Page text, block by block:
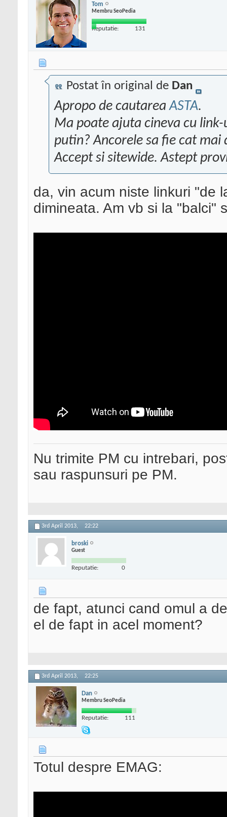
Tom
Membru SeoPedia
Reputatie: 131
Postat în original de Dan
Apropo de cautareaASTA.
Ma poate ajuta cineva cu
putin? Ancorele sa fie cat
Accept si sitewide. Astept
da, vin acum niste linkuri "de
dimineata. Am vb si la "balci"
Nu trimite PM cu intrebari,
sau raspunsuri pe PM.
3rd April 2013, 22:22
broski
Guest
Reputatie: 0
de fapt, atunci cand omul a
el de fapt in acel moment?
3rd April 2013, 22:25
Dan
Membru SeoPedia
Reputatie: 111
Totul despre EMAG: